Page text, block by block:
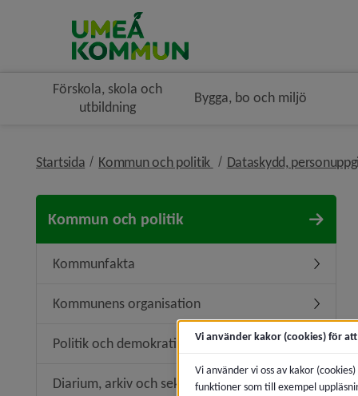
Förskola, skola och
utbildning
Bygga, bo och miljö
Startsida Kommun och politik nivå i
Dataskydd,
Kommun och politik
Kommunfakta
Kommunens organisation
Politik och demokrati
Diarium, arkiv och sekretess
Vi använder kakor (cookies) för
Vi använder vi oss av kakor
funktioner som till exempel